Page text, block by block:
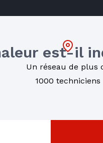
est-il
Un réseau de plus
1000 techniciens